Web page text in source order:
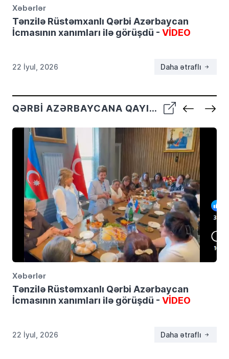
Xəbərlər
Tənzilə Rüstəmxanlı Qərbi Azərbaycan
İcmasının xanımları ilə görüşdü -VİDEO
22 İyul, 2026 Daha ətraflı
QƏRBI AZƏRBAYCANA QAYIDIŞ
Xəbərlər
Tənzilə Rüstəmxanlı Qərbi Azərbaycan
İcmasının xanımları ilə görüşdü -VİDEO
22 İyul, 2026 Daha ətraflı